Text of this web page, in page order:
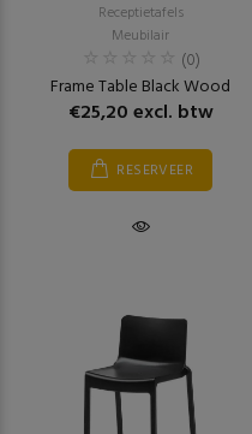
Receptietafels
Meubilair
(0)
Frame Table Black Wood
€25,20 excl. btw
RESERVEER